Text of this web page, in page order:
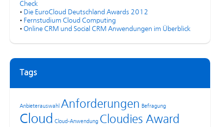
Check
• Die EuroCloud Deutschland Awards 2012
• Fernstudium Cloud Computing
• Online CRM und Social CRM Anwendungen im Überblick
Tags
Anbieterauswahl Anforderungen Befragung
Cloud Cloud-Anwendung Cloudies Award